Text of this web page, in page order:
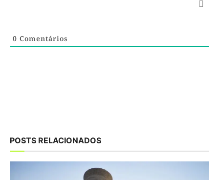
0 Comentários
POSTS RELACIONADOS